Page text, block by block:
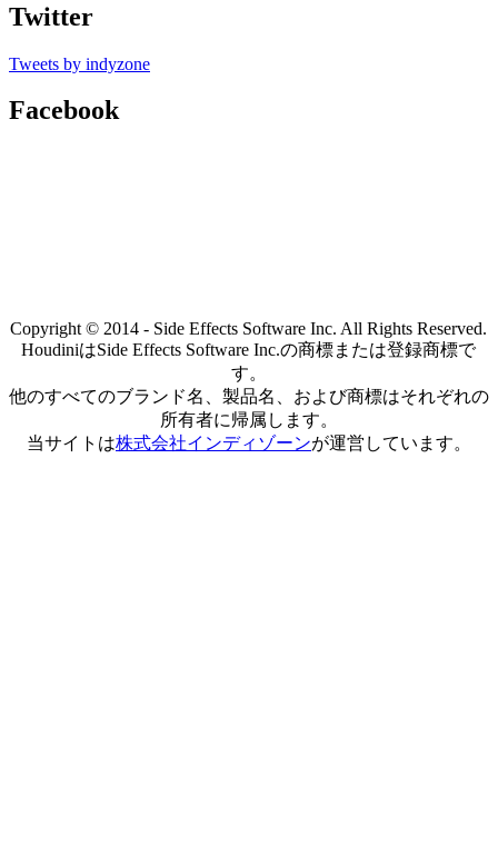
Twitter
Tweets by indyzone
Facebook
Copyright © 2014 - Side Effects Software Inc. All Rights Reserved.
HoudiniはSide Effects Software Inc.の商標または登録商標で
す。
他のすべてのブランド名、製品名、および商標はそれぞれの
所有者に帰属します。
当サイトは株式会社インディゾーンが運営しています。